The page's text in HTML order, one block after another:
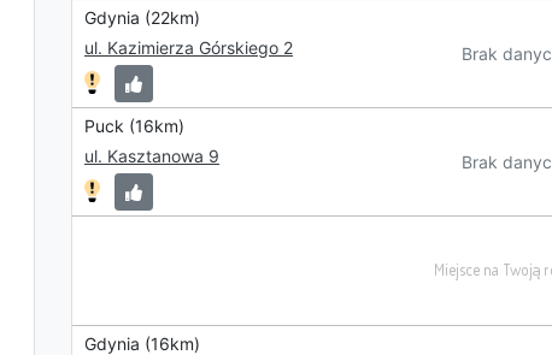
Gdynia (22km)
ul. Kazimierza Górskiego 2
Brak
Puck (16km)
ul. Kasztanowa 9
Brak
Gdynia (16km)